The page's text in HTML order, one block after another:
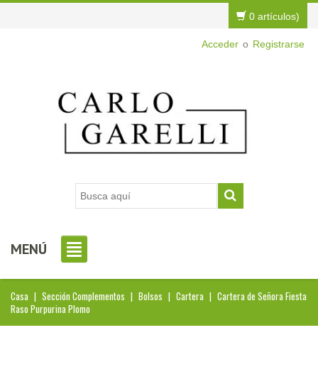
Acceder o Registrarse
0 artículos)
MENÚ
Casa | Sección Complementos | Bolsos | Cartera | Cartera de Señora Fiesta
Raso Purpurina Plomo